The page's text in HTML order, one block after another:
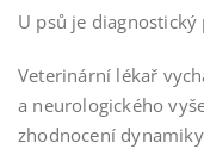
U psů je
Veterinární lékař
a neurologického
zhodnocení